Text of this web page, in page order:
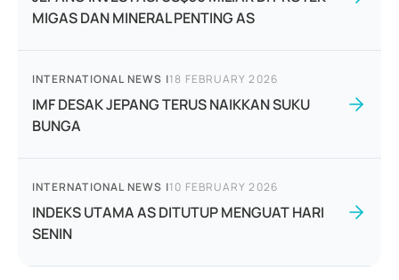
MIGAS DAN MINERAL PENTING AS
INTERNATIONAL NEWS |18 FEBRUARY 2026
IMF DESAK JEPANG TERUS NAIKKAN SUKU
BUNGA
INTERNATIONAL NEWS |10 FEBRUARY 2026
INDEKS UTAMA AS DITUTUP MENGUAT HARI
SENIN